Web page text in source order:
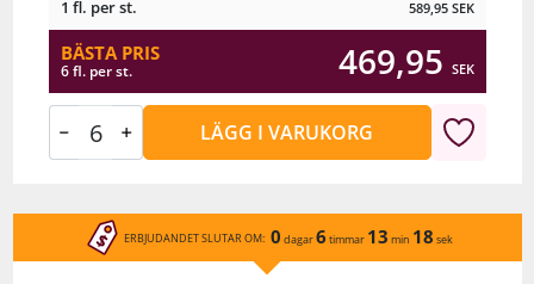
1 fl. per st. 589,95 SEK
BÄSTA PRIS
6 fl. per st. 469,95 SEK
LÄGG I VARUKORG
ERBJUDANDET SLUTAR OM: 0 dagar6 timmar 13 min 18 sek